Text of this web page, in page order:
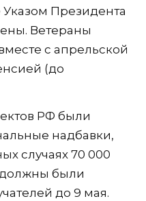
Президента
Ветераны
с апрельской
(до
РФ были
надбавки,
случаях 70 000
должны были
до 9 мая.